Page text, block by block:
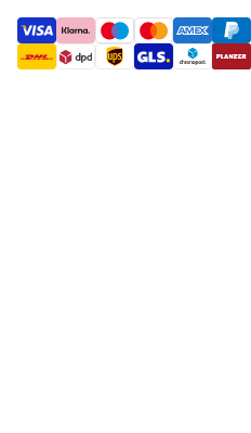
payment methods
shipment methods